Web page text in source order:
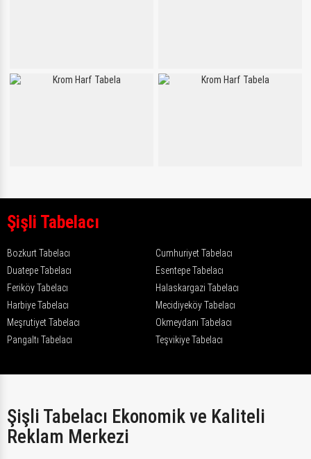
Şişli Tabelacı
Bozkurt Tabelacı
Cumhuriyet Tabelacı
Duatepe Tabelacı
Esentepe Tabelacı
Feriköy Tabelacı
Halaskargazi Tabelacı
Harbiye Tabelacı
Mecidiyeköy Tabelacı
Meşrutiyet Tabelacı
Okmeydanı Tabelacı
Pangaltı Tabelacı
Teşvikiye Tabelacı
Şişli Tabelacı Ekonomik ve Kaliteli
Reklam Merkezi